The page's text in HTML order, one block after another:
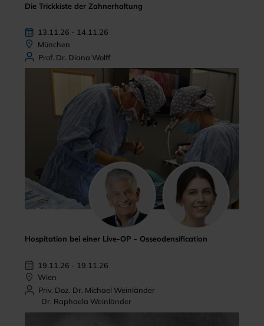
Die Trickkiste der Zahnerhaltung
13.11.26 - 14.11.26
München
Prof. Dr. Diana Wolff
Hospitation bei einer Live-OP - Osseodensification
19.11.26 - 19.11.26
Wien
Priv. Doz. Dr. Michael Weinländer
Dr. Raphaela Weinländer